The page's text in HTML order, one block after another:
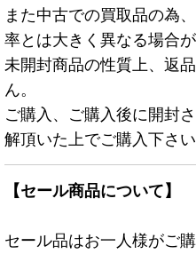
また中古での買取品の為
率とは大きく異なる場合が
未開封商品の性質上、返
ん。
ご購入、ご購入後に開封
解頂いた上でご購入下さい
【セール商品について】
セール品はお一人様がご